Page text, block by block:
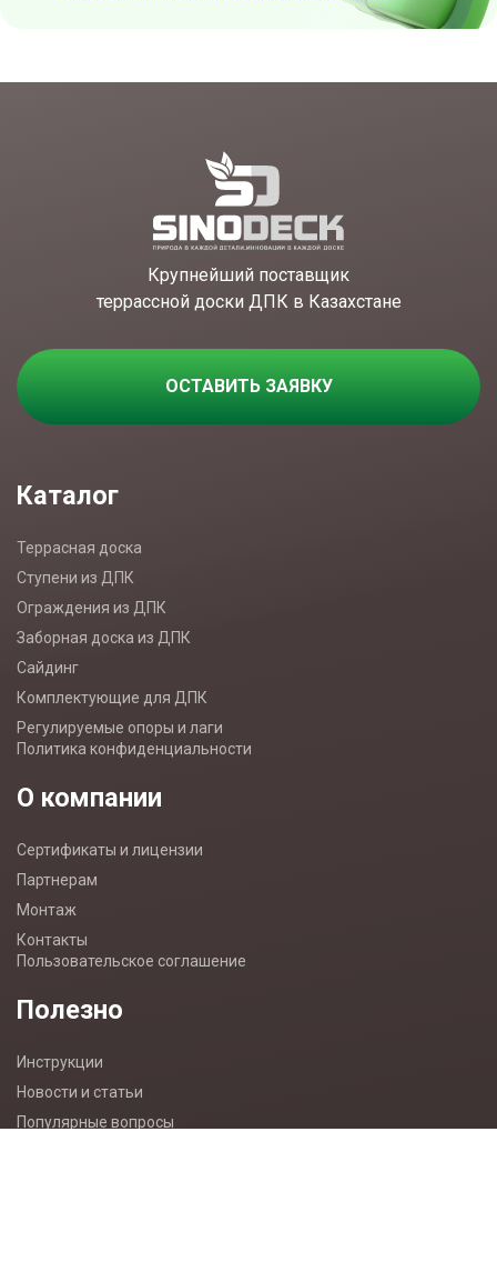
Крупнейший поставщик
террассной доски ДПК в Казахстане
ОСТАВИТЬ ЗАЯВКУ
Каталог
Террасная доска
Ступени из ДПК
Ограждения из ДПК
Заборная доска из ДПК
Сайдинг
Комплектующие для ДПК
Регулируемые опоры и лаги
Политика конфиденциальности
О компании
Сертификаты и лицензии
Партнерам
Монтаж
Контакты
Пользовательское соглашение
Полезно
Инструкции
Новости и статьи
Популярные вопросы